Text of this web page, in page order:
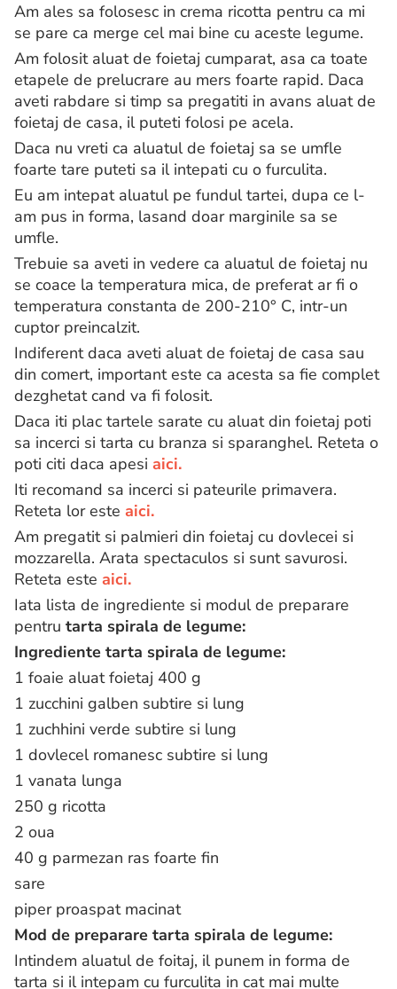
Am ales sa folosesc in crema ricotta pentru ca mi
se pare ca merge cel mai bine cu aceste legume.
Am folosit aluat de foietaj cumparat, asa ca toate
etapele de prelucrare au mers foarte rapid. Daca
aveti rabdare si timp sa pregatiti in avans aluat de
foietaj de casa, il puteti folosi pe acela.
Daca nu vreti ca aluatul de foietaj sa se umfle
foarte tare puteti sa il intepati cu o furculita.
Eu am intepat aluatul pe fundul tartei, dupa ce l-
am pus in forma, lasand doar marginile sa se
umfle.
Trebuie sa aveti in vedere ca aluatul de foietaj nu
se coace la temperatura mica, de preferat ar fi o
temperatura constanta de 200-210° C, intr-un
cuptor preincalzit.
Indiferent daca aveti aluat de foietaj de casa sau
din comert, important este ca acesta sa fie complet
dezghetat cand va fi folosit.
Daca iti plac tartele sarate cu aluat din foietaj poti
sa incerci si tarta cu branza si sparanghel. Reteta o
poti citi daca apesi aici.
Iti recomand sa incerci si pateurile primavera.
Reteta lor este aici.
Am pregatit si palmieri din foietaj cu dovlecei si
mozzarella. Arata spectaculos si sunt savurosi.
Reteta este aici.
Iata lista de ingrediente si modul de preparare
pentru tarta spirala de legume:
Ingrediente tarta spirala de legume:
1 foaie aluat foietaj 400 g
1 zucchini galben subtire si lung
1 zuchhini verde subtire si lung
1 dovlecel romanesc subtire si lung
1 vanata lunga
250 g ricotta
2 oua
40 g parmezan ras foarte fin
sare
piper proaspat macinat
Mod de preparare tarta spirala de legume:
Intindem aluatul de foitaj, il punem in forma de
tarta si il intepam cu furculita in cat mai multe